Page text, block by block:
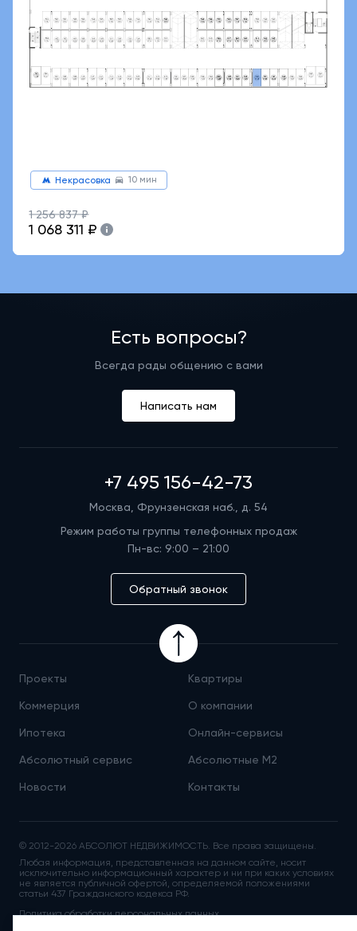
Некрасовка 10 мин
1 256 837 ₽
1 068 311 ₽
Есть вопросы?
Всегда рады общению с вами
Написать нам
+7 495 156-42-73
Москва, Фрунзенская наб., д. 54
Режим работы группы телефонных продаж
Пн-вс: 9:00 – 21:00
Обратный звонок
Проекты Квартиры
Коммерция О компании
Ипотека Онлайн-сервисы
Абсолютный сервис Абсолютные М2
Новости Контакты
© 2012-2026 АБСОЛЮТ НЕДВИЖИМОСТЬ. Все права защищены.
Любая информация, представленная на данном сайте, носит
исключительно информационный характер и ни при каких условиях
не является публичной офертой, определяемой положениями
статьи 437 Гражданского кодекса РФ.
Политика обработки персональных данных